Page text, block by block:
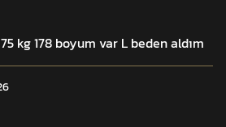
dış kumaş
sistemi
membranı
kg 178 boyum var L beden aldım